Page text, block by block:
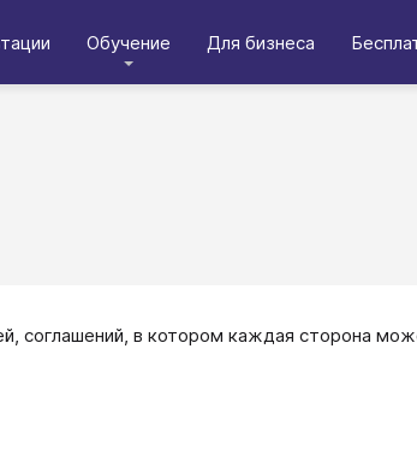
Обучение Для бизнеса
соглашений, в котором каждая сторона